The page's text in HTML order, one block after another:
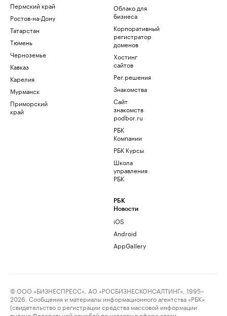
Пермский край
Ростов-на-Дону
Татарстан
Тюмень
Черноземье
Кавказ
Карелия
Мурманск
Приморский
край
Облако для
бизнеса
Корпоративный
регистратор
доменов
Хостинг
сайтов
Рег.решения
Знакомства
Сайт
знакомств
podbor.ru
РБК
Компании
РБК Курсы
Школа
управления
РБК
РБК
Новости
iOS
Android
AppGallery
© ООО «БИЗНЕСПРЕСС», АО «РОСБИЗНЕСКОНСАЛТИНГ», 1995–
2026. Сообщения и материалы информационного агентства «РБК»
(свидетельство о регистрации средства массовой информации